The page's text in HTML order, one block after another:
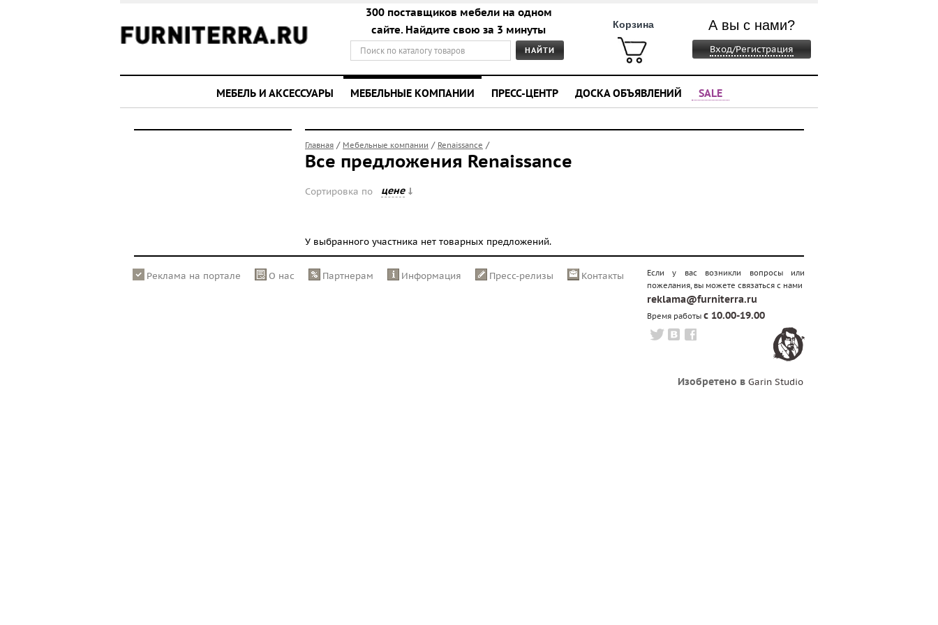
300 поставщиков мебели на одном
сайте. Найдите свою за 3 минуты
Корзина А вы с нами?
Вход/Регистрация
МЕБЕЛЬ И АКСЕССУАРЫ МЕБЕЛЬНЫЕ КОМПАНИИ ПРЕСС-ЦЕНТР ДОСКА ОБЪЯВЛЕНИЙ SALE
Главная / Мебельные компании / Renaissance /
Все предложения Renaissance
Сортировка по цене
У выбранного участника нет товарных предложений.
Реклама на портале О нас Партнерам Информация Пресс-релизы Контакты
Если у вас возникли вопросы или
пожелания, вы можете связаться с нами
reklama@furniterra.ru
Время работы с 10.00-19.00
Изобретено в Garin Studio